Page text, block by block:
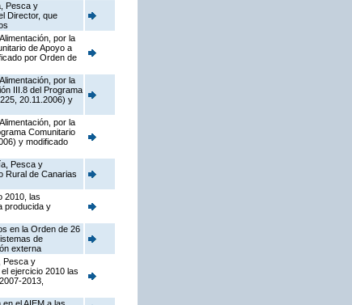
Pesca y
Director, que
por la
de Apoyo a
por Orden de
por la
III.8 del Programa
20.11.2006) y
por la
Comunitario
y modificado
Pesca y
Rural de Canarias
2010, las
producida y
en la Orden de 26
de
externa
Pesca y
ejercicio 2010 las
2013,